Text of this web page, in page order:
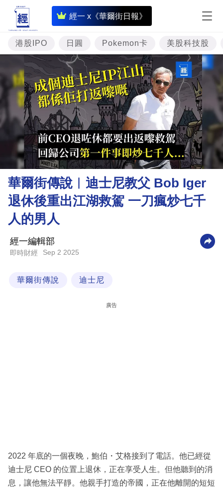
經一 x《華爾街日報》
即
時
財
經
專
題
投
資
樓
市
理
財
商
技
港股IPO 日圓 Pokemon卡 美股科技股
華爾街傳說︳迪士尼教父 Bob Iger
退休後重出江湖救駕 一刀瘋炒七千
人的男人
經一編輯部
即時財經 Sep 2 2025
華爾街傳說 迪士尼
廣告
2022 年底的一個夜晚，鮑伯・艾格接到了電話。他已經從
迪士尼 CEO 的位置上退休，正在享受人生。但他聽到的消
息，讓他無法平靜。他親手打造的帝國，正在他離開的短短